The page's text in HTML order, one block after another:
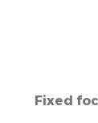
Fixed